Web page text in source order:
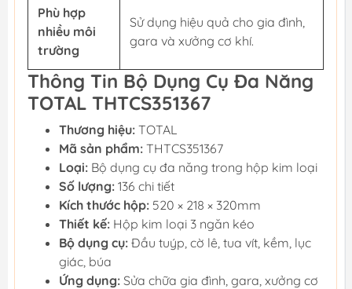
Phù hợp
nhiều môi
trường
Sử dụng hiệu quả cho gia đình,
gara và xưởng cơ khí.
Thông Tin Bộ Dụng Cụ Đa Năng
TOTAL THTCS351367
Thương hiệu: TOTAL
Mã sản phẩm: THTCS351367
Loại: Bộ dụng cụ đa năng trong hộp kim loại
Số lượng: 136 chi tiết
Kích thước hộp: 520 × 218 × 320mm
Thiết kế: Hộp kim loại 3 ngăn kéo
Bộ dụng cụ: Đầu tuýp, cờ lê, tua vít, kềm, lục
giác, búa
Ứng dụng: Sửa chữa gia đình, gara, xưởng cơ